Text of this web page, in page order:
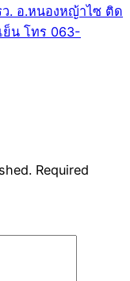
. อ.หนองหญ้าไซ ติด
ย็น โทร 063-
Required